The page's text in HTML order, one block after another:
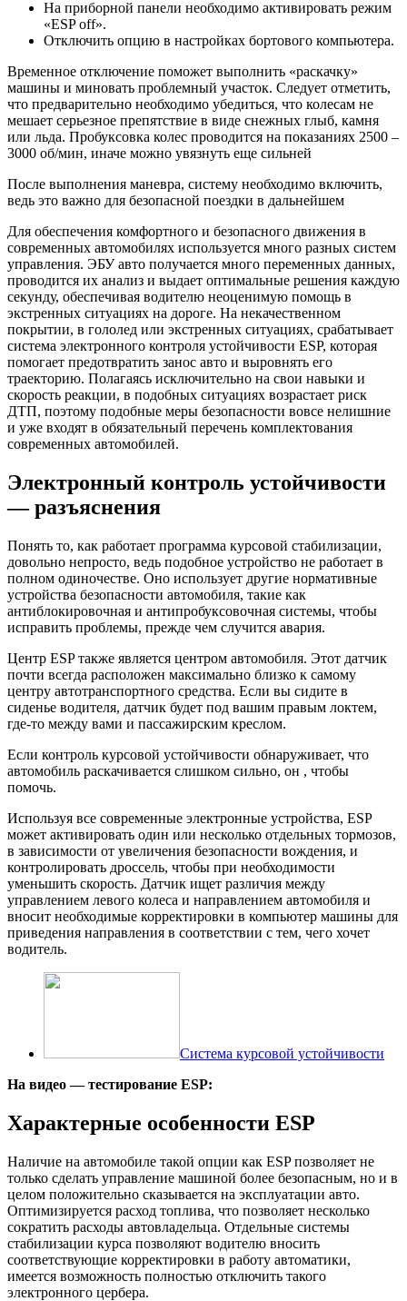
На приборной панели необходимо активировать режим
«ESP off».
Отключить опцию в настройках бортового компьютера.
Временное отключение поможет выполнить «раскачку»
машины и миновать проблемный участок. Следует отметить,
что предварительно необходимо убедиться, что колесам не
мешает серьезное препятствие в виде снежных глыб, камня
или льда. Пробуксовка колес проводится на показаниях 2500 –
3000 об/мин, иначе можно увязнуть еще сильней
После выполнения маневра, систему необходимо включить,
ведь это важно для безопасной поездки в дальнейшем
Для обеспечения комфортного и безопасного движения в
современных автомобилях используется много разных систем
управления. ЭБУ авто получается много переменных данных,
проводится их анализ и выдает оптимальные решения каждую
секунду, обеспечивая водителю неоценимую помощь в
экстренных ситуациях на дороге. На некачественном
покрытии, в гололед или экстренных ситуациях, срабатывает
система электронного контроля устойчивости ESP, которая
помогает предотвратить занос авто и выровнять его
траекторию. Полагаясь исключительно на свои навыки и
скорость реакции, в подобных ситуациях возрастает риск
ДТП, поэтому подобные меры безопасности вовсе нелишние
и уже входят в обязательный перечень комплектования
современных автомобилей.
Электронный контроль устойчивости
— разъяснения
Понять то, как работает программа курсовой стабилизации,
довольно непросто, ведь подобное устройство не работает в
полном одиночестве. Оно использует другие нормативные
устройства безопасности автомобиля, такие как
антиблокировочная и антипробуксовочная системы, чтобы
исправить проблемы, прежде чем случится авария.
Центр ESP также является центром автомобиля. Этот датчик
почти всегда расположен максимально близко к самому
центру автотранспортного средства. Если вы сидите в
сиденье водителя, датчик будет под вашим правым локтем,
где-то между вами и пассажирским креслом.
Если контроль курсовой устойчивости обнаруживает, что
автомобиль раскачивается слишком сильно, он , чтобы
помочь.
Используя все современные электронные устройства, ESP
может активировать один или несколько отдельных тормозов,
в зависимости от увеличения безопасности вождения, и
контролировать дроссель, чтобы при необходимости
уменьшить скорость. Датчик ищет различия между
управлением левого колеса и направлением автомобиля и
вносит необходимые корректировки в компьютер машины для
приведения направления в соответствии с тем, чего хочет
водитель.
Система курсовой устойчивости
На видео — тестирование ESP:
Характерные особенности ESP
Наличие на автомобиле такой опции как ESP позволяет не
только сделать управление машиной более безопасным, но и в
целом положительно сказывается на эксплуатации авто.
Оптимизируется расход топлива, что позволяет несколько
сократить расходы автовладельца. Отдельные системы
стабилизации курса позволяют водителю вносить
соответствующие корректировки в работу автоматики,
имеется возможность полностью отключить такого
электронного цербера.